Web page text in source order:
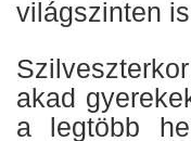
világszinten
akad
a legtöbb